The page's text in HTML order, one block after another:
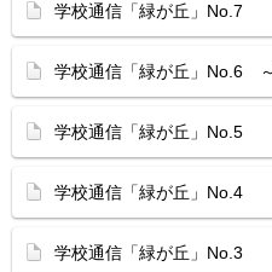
学校通信「緑が丘」No.7
学校通信「緑が丘」No.6
学校通信「緑が丘」No.5
学校通信「緑が丘」No.4
学校通信「緑が丘」No.3